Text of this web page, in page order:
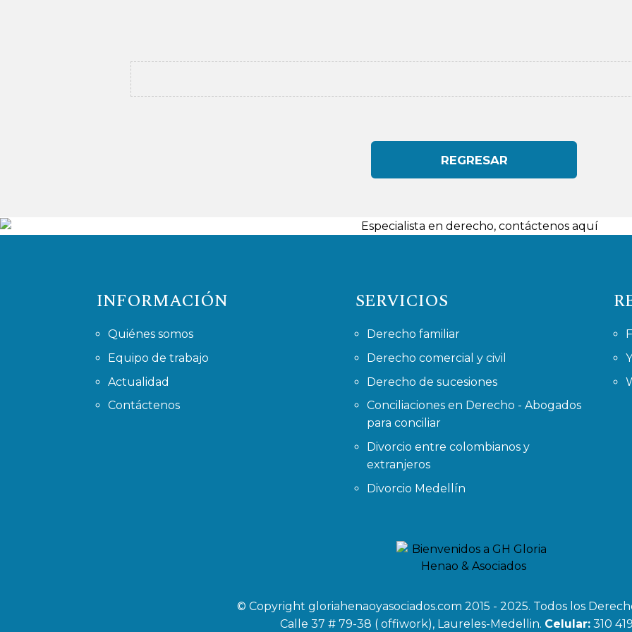
REGRESAR
INFORMACIÓN
Quiénes somos
Equipo de trabajo
Actualidad
Contáctenos
SERVICIOS
Derecho familiar
Derecho comercial y civil
Derecho de sucesiones
Conciliaciones en Derecho - Abogados
para conciliar
Divorcio entre colombianos y
extranjeros
Divorcio Medellín
© Copyright gloriahenaoyasociados.com 2015 - 2025. Todos los
Calle 37 # 79-38 ( offiwork), Laureles-Medellin. Celular:310